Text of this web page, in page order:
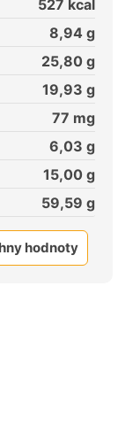
527 kcal
8,94 g
25,80 g
19,93 g
77 mg
6,03 g
15,00 g
59,59 g
hodnoty